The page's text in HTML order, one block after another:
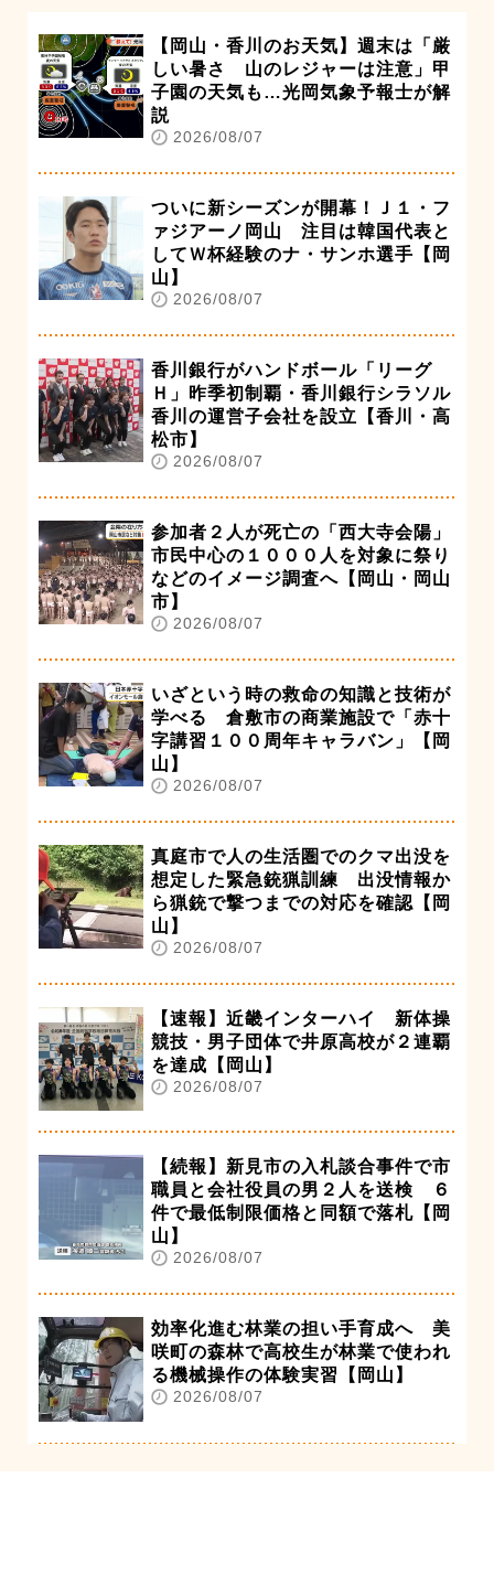
【岡山・香川のお天気】週末は「厳
しい暑さ 山のレジャーは注意」甲
子園の天気も…光岡気象予報士が解
説
2026/08/07
ついに新シーズンが開幕！Ｊ１・フ
ァジアーノ岡山 注目は韓国代表と
してＷ杯経験のナ・サンホ選手【岡
山】
2026/08/07
香川銀行がハンドボール「リーグ
Ｈ」昨季初制覇・香川銀行シラソル
香川の運営子会社を設立【香川・高
松市】
2026/08/07
参加者２人が死亡の「西大寺会陽」
市民中心の１０００人を対象に祭り
などのイメージ調査へ【岡山・岡山
市】
2026/08/07
いざという時の救命の知識と技術が
学べる 倉敷市の商業施設で「赤十
字講習１００周年キャラバン」【岡
山】
2026/08/07
真庭市で人の生活圏でのクマ出没を
想定した緊急銃猟訓練 出没情報か
ら猟銃で撃つまでの対応を確認【岡
山】
2026/08/07
【速報】近畿インターハイ 新体操
競技・男子団体で井原高校が２連覇
を達成【岡山】
2026/08/07
【続報】新見市の入札談合事件で市
職員と会社役員の男２人を送検 ６
件で最低制限価格と同額で落札【岡
山】
2026/08/07
効率化進む林業の担い手育成へ 美
咲町の森林で高校生が林業で使われ
る機械操作の体験実習【岡山】
2026/08/07